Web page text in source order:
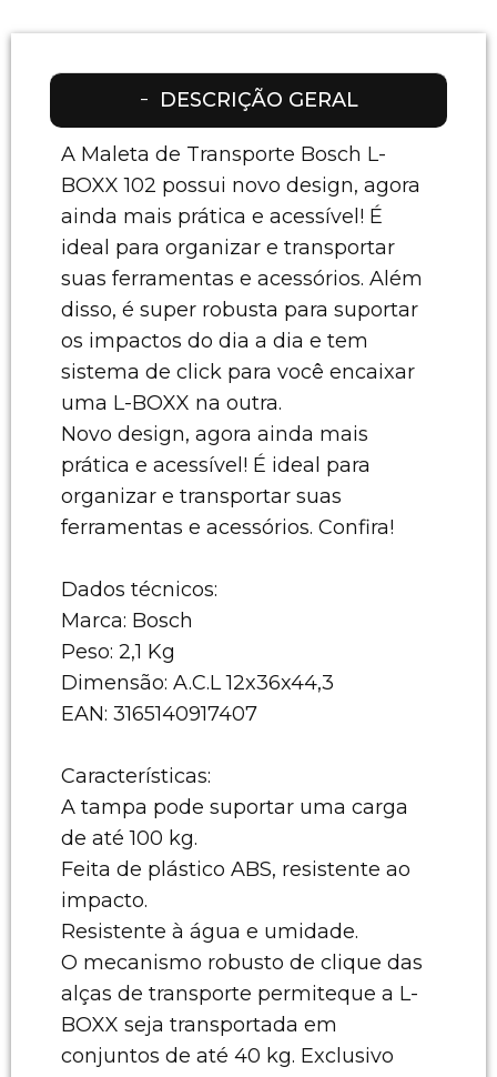
DESCRIÇÃO GERAL
A Maleta de Transporte Bosch L-
BOXX 102 possui novo design, agora
ainda mais prática e acessível! É
ideal para organizar e transportar
suas ferramentas e acessórios. Além
disso, é super robusta para suportar
os impactos do dia a dia e tem
sistema de click para você encaixar
uma L-BOXX na outra.
Novo design, agora ainda mais
prática e acessível! É ideal para
organizar e transportar suas
ferramentas e acessórios. Confira!
Dados técnicos:
Marca: Bosch
Peso: 2,1 Kg
Dimensão: A.C.L 12x36x44,3
EAN: 3165140917407
Características:
A tampa pode suportar uma carga
de até 100 kg.
Feita de plástico ABS, resistente ao
impacto.
Resistente à água e umidade.
O mecanismo robusto de clique das
alças de transporte permiteque a L-
BOXX seja transportada em
conjuntos de até 40 kg. Exclusivo